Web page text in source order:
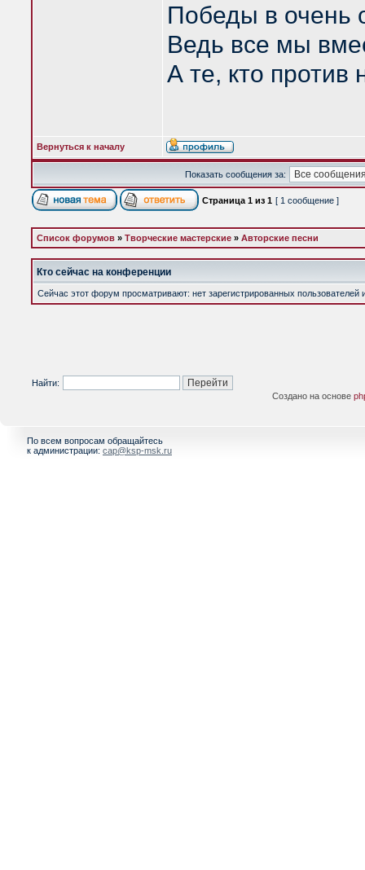
Победы в очень
Ведь все мы
А те, кто против
Вернуться к началу
Показать сообщения за:
Страница 1 из 1 [ 1 сообщение ]
Список форумов » Творческие мастерские » Авторские песни
Кто сейчас на конференции
Сейчас этот форум просматривают: нет зарегистрированных пользователей
Найти:
Создано на основе
По всем вопросам обращайтесь
к администрации: cap@ksp-msk.ru